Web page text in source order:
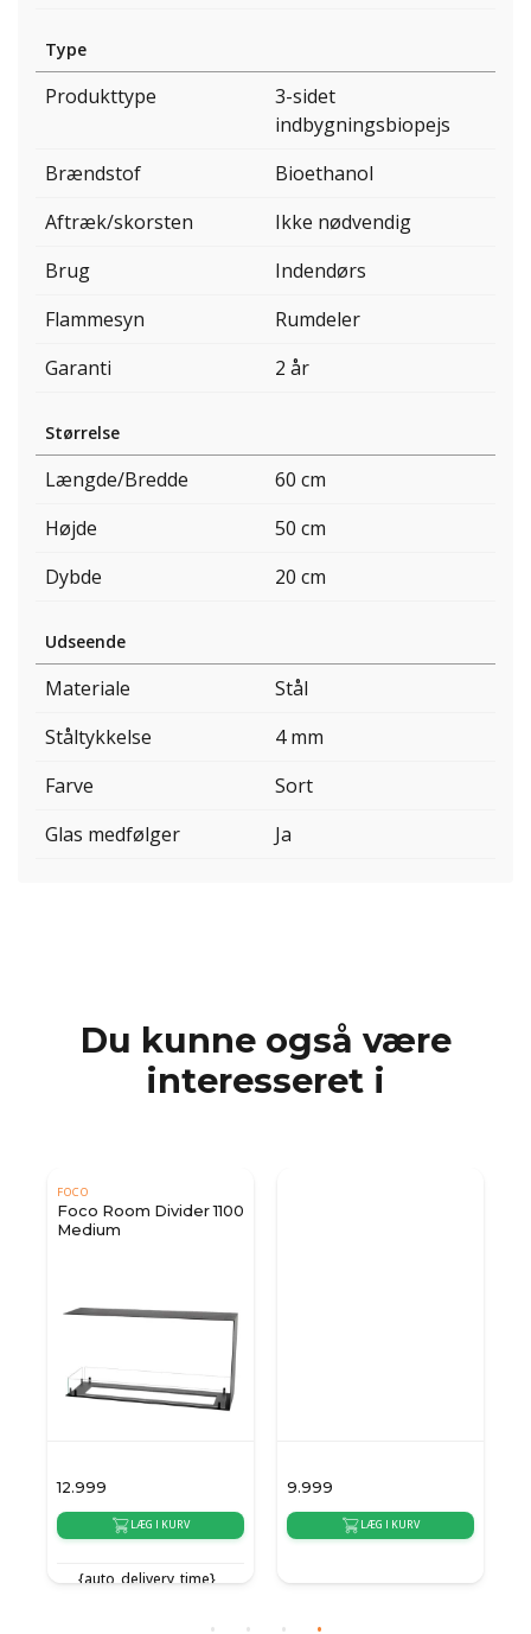
Type
Produkttype
3-sidet
indbygningsbiopejs
Brændstof
Bioethanol
Aftræk/skorsten
Ikke nødvendig
Brug
Indendørs
Flammesyn
Rumdeler
Garanti
2 år
Størrelse
Længde/Bredde
60 cm
Højde
50 cm
Dybde
20 cm
Udseende
Materiale
Stål
Ståltykkelse
4 mm
Farve
Sort
Glas medfølger
Ja
Du kunne også være
interesseret i
FOCO
Foco Room Divider 1100
Medium
12.999
LÆG I KURV
{auto_delivery_time}
9.999
LÆG I KURV